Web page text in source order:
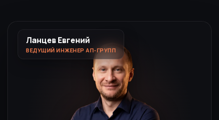
Ланцев Евгений
ВЕДУЩИЙ ИНЖЕНЕР АП-ГРУПП